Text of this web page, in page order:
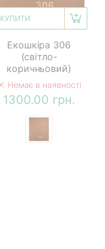
КУПИТИ
Екошкіра 306
(світло-
коричньовий)
Немає в наявності
1300.00 грн.